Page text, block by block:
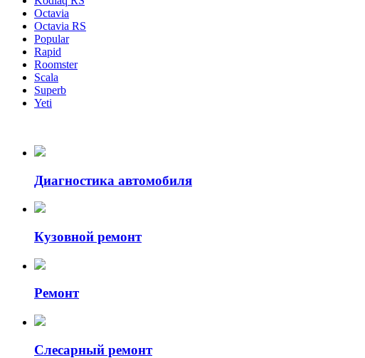
Octavia
Octavia RS
Popular
Rapid
Roomster
Scala
Superb
Yeti
Диагностика автомобиля
Кузовной ремонт
Ремонт
Слесарный ремонт